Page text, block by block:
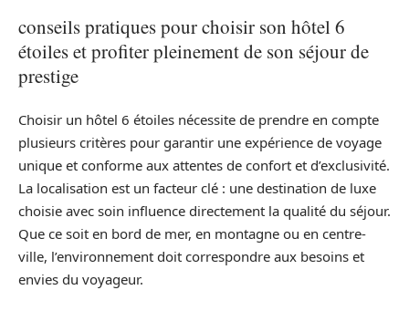
conseils pratiques pour choisir son hôtel 6
étoiles et profiter pleinement de son séjour de
prestige
Choisir un hôtel 6 étoiles nécessite de prendre en compte
plusieurs critères pour garantir une expérience de voyage
unique et conforme aux attentes de confort et d’exclusivité.
La localisation est un facteur clé : une destination de luxe
choisie avec soin influence directement la qualité du séjour.
Que ce soit en bord de mer, en montagne ou en centre-
ville, l’environnement doit correspondre aux besoins et
envies du voyageur.